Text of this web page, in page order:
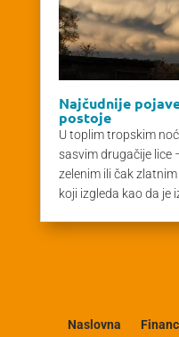
Najčudnije
postoje
U toplim tropskim
sasvim drugačije lice
zelenim ili čak
koji izgleda kao da je
Naslovna